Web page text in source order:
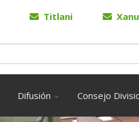
Titlani
Difusión Consejo